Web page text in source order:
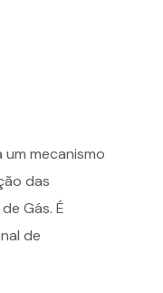
mecanismo
das
Gás. É
de